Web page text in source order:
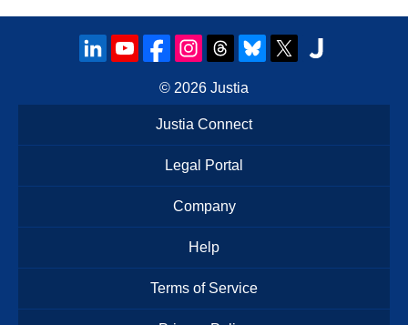
© 2026 Justia
Justia Connect
Legal Portal
Company
Help
Terms of Service